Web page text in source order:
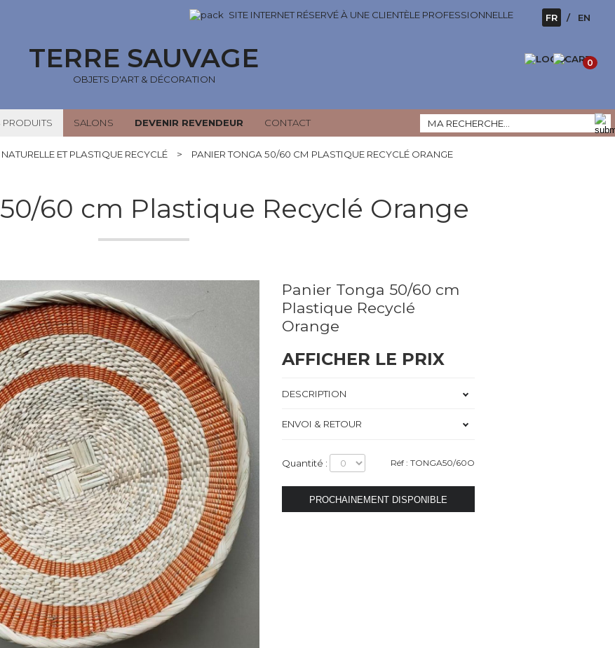
SITE INTERNET RÉSERVÉ À UNE CLIENTÈLE PROFESSIONNELLE
TERRE SAUVAGE
OBJETS D'ART & DÉCORATION
FR EN
0
PRODUITS SALONS DEVENIR REVENDEUR CONTACT
ET PLASTIQUE RECYCLÉ > PANIER TONGA 50/60 CM PLASTIQUE RECYCLÉ ORANGE
60 cm Plastique Recyclé Orange
Panier Tonga 50/60 cm
Plastique Recyclé
Orange
AFFICHER LE PRIX
DESCRIPTION
ENVOI & RETOUR
Quantité : Réf : TONGA50/60O